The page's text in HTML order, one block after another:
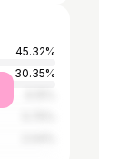
45.32%
30.35%